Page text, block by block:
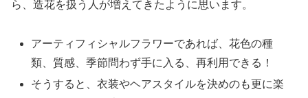
ら、造花を扱う人が増えてきたように思います。
アーティフィシャルフラワーであれば、花色の種
類、質感、季節問わず手に入る、再利用できる！
そうすると、衣装やヘアスタイルを決めのも更に楽